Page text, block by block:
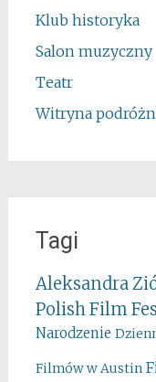
Klub historyka
Salon muzyczny
Teatr
Witryna
Tagi
Aleksandra
Polish Film
Narodzenie
Filmów w Austin